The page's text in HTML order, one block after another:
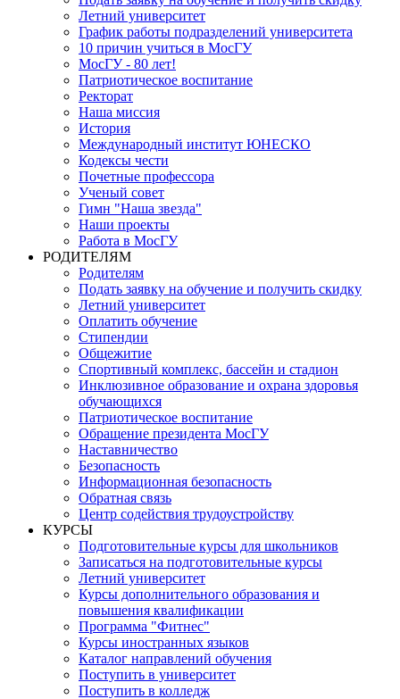
Летний университет
График работы подразделений университета
10 причин учиться в МосГУ
МосГУ - 80 лет!
Патриотическое воспитание
Ректорат
Наша миссия
История
Международный институт ЮНЕСКО
Кодексы чести
Почетные профессора
Ученый совет
Гимн "Наша звезда"
Наши проекты
Работа в МосГУ
РОДИТЕЛЯМ
Родителям
Подать заявку на обучение и получить скидку
Летний университет
Оплатить обучение
Стипендии
Общежитие
Спортивный комплекс, бассейн и стадион
Инклюзивное образование и охрана здоровья
обучающихся
Патриотическое воспитание
Обращение президента МосГУ
Наставничество
Безопасность
Информационная безопасность
Обратная связь
Центр содействия трудоустройству
КУРСЫ
Подготовительные курсы для школьников
Записаться на подготовительные курсы
Летний университет
Курсы дополнительного образования и
повышения квалификации
Программа "Фитнес"
Курсы иностранных языков
Каталог направлений обучения
Поступить в университет
Поступить в колледж